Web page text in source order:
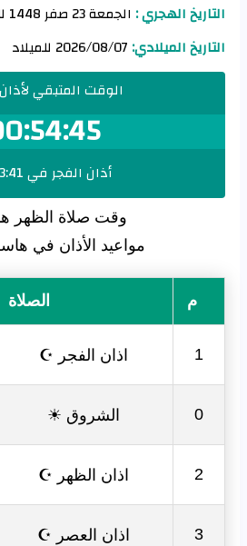
التاريخ الهجري : الجمعة 23 صفر 1448 للهجرة
التاريخ الميلادي:
الوقت المتبقي
أذان الفجر في 3:41 am
وقت صلاة الظهر
مواعيد الأذان في
م الصلاة
1 اذان الفجر ☪
0 الشروق ☀
2 اذان الظهر ☪
3 اذان العصر ☪